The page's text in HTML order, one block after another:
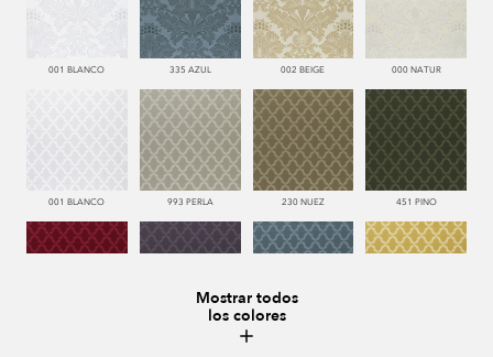
001 BLANCO 335 AZUL 002 BEIGE 000 NATUR
001 BLANCO 993 PERLA 230 NUEZ 451 PINO
Mostrar todos
los colores